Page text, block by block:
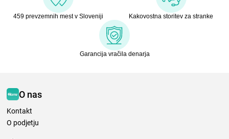
459 prevzemnih mest v Sloveniji Kakovostna storitev za stranke
Garancija vračila denarja
O nas
Kontakt
O podjetju